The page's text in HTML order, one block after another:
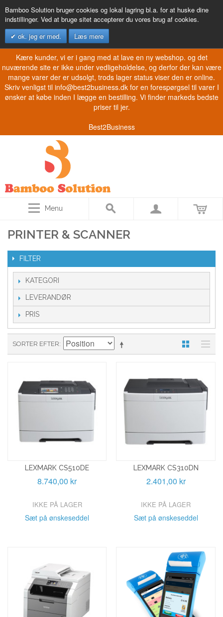
Bamboo Solution bruger cookies og lokal lagring bl.a. for at huske dine
indstillinger. Ved at bruge sitet accepterer du vores brug af cookies.
ok. jeg er med.
Læs mere
Kære kunder, vi er i gang med at lave en ny webshop. og det
nuværende site er ikke under vedligeholdelse, og derfor der kan være
mange varer der er udsolgt, trods lager status viser den er online.
Skriv venligst til info@best2business.dk for en forespørgsel til varer I
ønsker at købe inden I lægge en bestilling. Vi finder markeds bedste
priser til jer.
Best2Business
Menu
PRINTER & SCANNER
FILTER
KATEGORI
LEVERANDØR
PRIS
SORTER EFTER
LEXMARK CS510DE
8.740,00 kr
IKKE PÅ LAGER
Sæt på ønskeseddel
LEXMARK CS310DN
2.401,00 kr
IKKE PÅ LAGER
Sæt på ønskeseddel